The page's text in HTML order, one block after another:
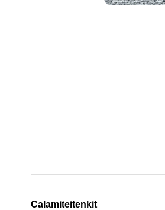
Calamiteitenkit